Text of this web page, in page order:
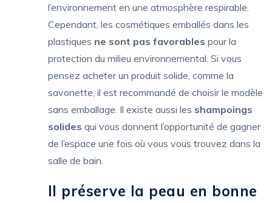
l’environnement en une atmosphère respirable.
Cependant, les cosmétiques emballés dans les
plastiques ne sont pas favorables pour la
protection du milieu environnemental. Si vous
pensez acheter un produit solide, comme la
savonette, il est recommandé de choisir le modèle
sans emballage. Il existe aussi les shampoings
solides qui vous donnent l’opportunité de gagner
de l’espace une fois où vous vous trouvez dans la
salle de bain.
Il préserve la peau en bonne